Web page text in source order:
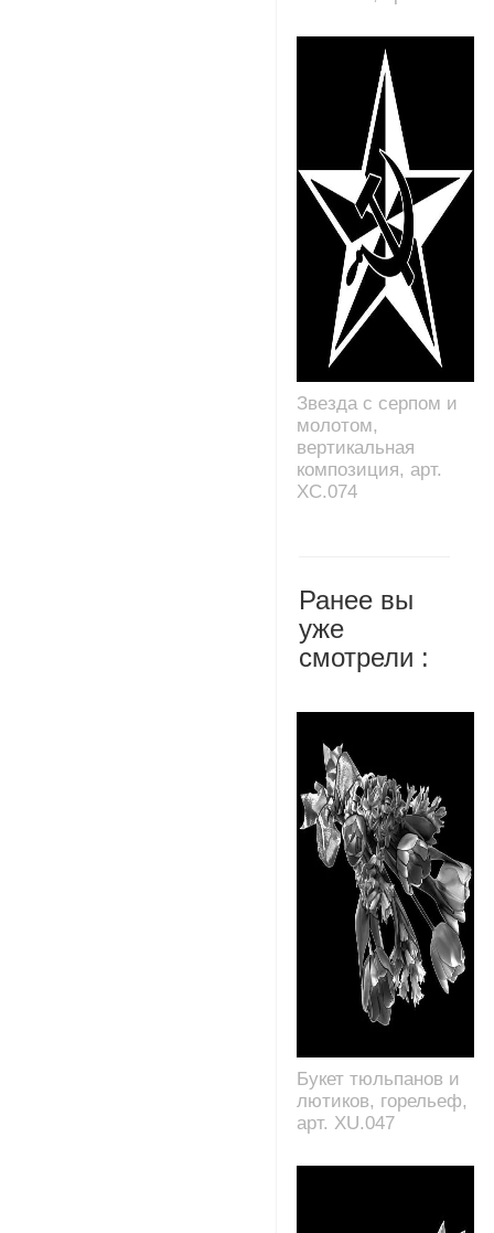
Звезда с серпом и
молотом,
вертикальная
композиция, арт.
XC.074
Ранее вы
уже
смотрели :
Букет тюльпанов и
лютиков, горельеф,
арт. XU.047